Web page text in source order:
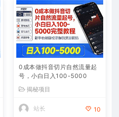
0成本做抖音切片自然流量起
号，小白日入100-5000
揭秘项目
站长 10